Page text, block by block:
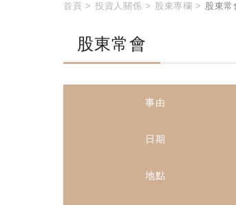
首頁 > 投資人關係 > 股東專欄 > 股東常
股東常會
事由
日期
地點